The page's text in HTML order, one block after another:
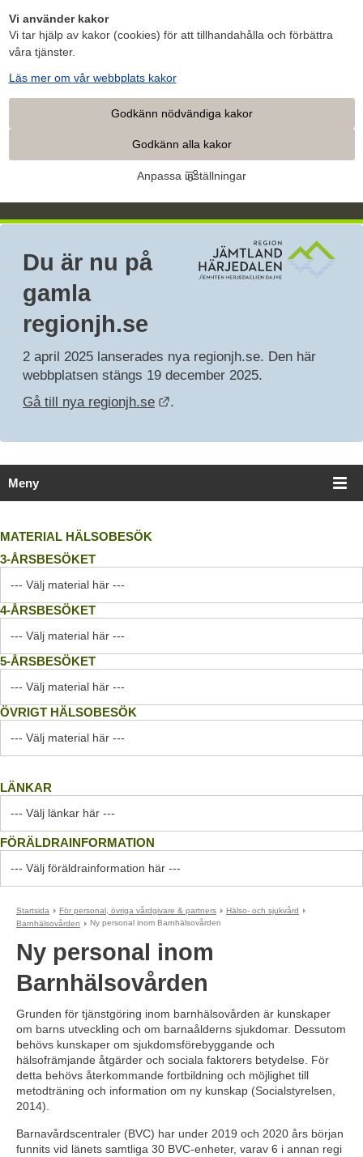
Vi använder kakor
Vi tar hjälp av kakor (cookies) för att tillhandahålla och förbättra
våra tjänster.
Läs mer om vår webbplats kakor
Godkänn nödvändiga kakor
Godkänn alla kakor
Anpassa inställningar
Du är nu på
gamla
regionjh.se
2 april 2025 lanserades nya regionjh.se. Den här
webbplatsen stängs 19 december 2025.
Gå till nya regionjh.se
Länk till annan webbplats.
.
Meny
MATERIAL HÄLSOBESÖK
3-ÅRSBESÖKET
4-ÅRSBESÖKET
5-ÅRSBESÖKET
ÖVRIGT HÄLSOBESÖK
LÄNKAR
FÖRÄLDRAINFORMATION
Startsida För personal, övriga vårdgivare & partners
Hälso- och sjukvård
Barnhälsovården
Ny personal inom Barnhälsovården
Ny personal inom
Barnhälsovården
Grunden för tjänstgöring inom barnhälsovården är kunskaper
om barns utveckling och om barnaålderns sjukdomar. Dessutom
behövs kunskaper om sjukdomsförebyggande och
hälsofrämjande åtgärder och sociala faktorers betydelse. För
detta behövs återkommande fortbildning och möjlighet till
metodträning och information om ny kunskap (Socialstyrelsen,
2014).
Barnavårdscentraler (BVC) har under 2019 och 2020 års början
funnits vid länets samtliga 30 BVC-enheter, varav 6 i annan regi